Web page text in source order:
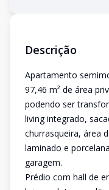
Descrição
Apartamento
97,46 m² de área
podendo ser
living integrado,
churrasqueira, área
laminado e
garagem.
Prédio com hall de